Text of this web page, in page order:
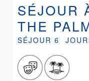
SÉJOUR
THE
SÉJOUR 6